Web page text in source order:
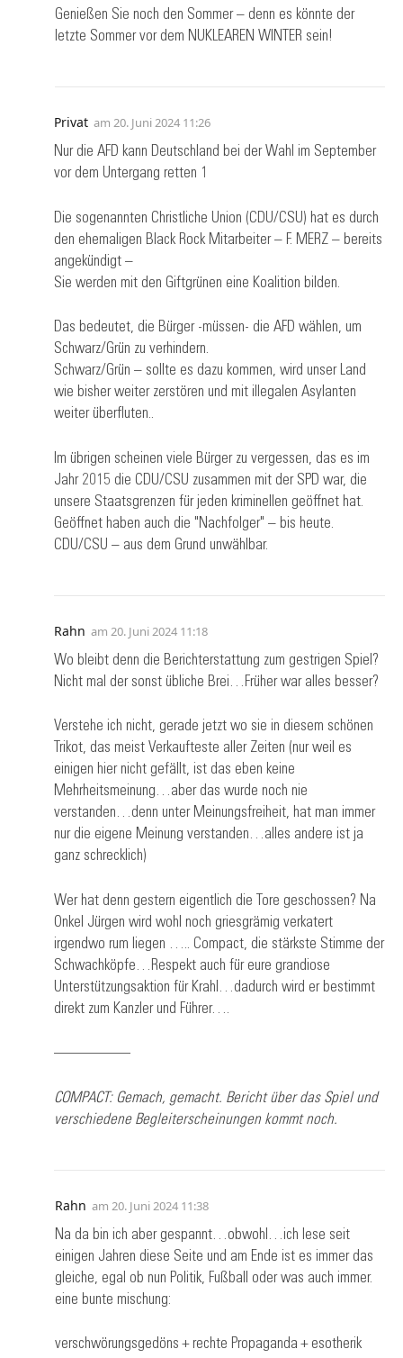
Genießen Sie noch den Sommer – denn es könnte der
letzte Sommer vor dem NUKLEAREN WINTER sein!
Privat am 20. Juni 2024 11:26
Nur die AFD kann Deutschland bei der Wahl im September
vor dem Untergang retten 1
Die sogenannten Christliche Union (CDU/CSU) hat es durch
den ehemaligen Black Rock Mitarbeiter – F. MERZ – bereits
angekündigt –
Sie werden mit den Giftgrünen eine Koalition bilden.
Das bedeutet, die Bürger -müssen- die AFD wählen, um
Schwarz/Grün zu verhindern.
Schwarz/Grün – sollte es dazu kommen, wird unser Land
wie bisher weiter zerstören und mit illegalen Asylanten
weiter überfluten..
Im übrigen scheinen viele Bürger zu vergessen, das es im
Jahr 2015 die CDU/CSU zusammen mit der SPD war, die
unsere Staatsgrenzen für jeden kriminellen geöffnet hat.
Geöffnet haben auch die "Nachfolger" – bis heute.
CDU/CSU – aus dem Grund unwählbar.
Rahn am 20. Juni 2024 11:18
Wo bleibt denn die Berichterstattung zum gestrigen Spiel?
Nicht mal der sonst übliche Brei…Früher war alles besser?
Verstehe ich nicht, gerade jetzt wo sie in diesem schönen
Trikot, das meist Verkaufteste aller Zeiten (nur weil es
einigen hier nicht gefällt, ist das eben keine
Mehrheitsmeinung…aber das wurde noch nie
verstanden…denn unter Meinungsfreiheit, hat man immer
nur die eigene Meinung verstanden…alles andere ist ja
ganz schrecklich)
Wer hat denn gestern eigentlich die Tore geschossen? Na
Onkel Jürgen wird wohl noch griesgrämig verkatert
irgendwo rum liegen ….. Compact, die stärkste Stimme der
Schwachköpfe…Respekt auch für eure grandiose
Unterstützungsaktion für Krahl…dadurch wird er bestimmt
direkt zum Kanzler und Führer….
—————
COMPACT: Gemach, gemacht. Bericht über das Spiel und
verschiedene Begleiterscheinungen kommt noch.
Rahn am 20. Juni 2024 11:38
Na da bin ich aber gespannt…obwohl…ich lese seit
einigen Jahren diese Seite und am Ende ist es immer das
gleiche, egal ob nun Politik, Fußball oder was auch immer.
eine bunte mischung:
verschwörungsgedöns + rechte Propaganda + esotherik